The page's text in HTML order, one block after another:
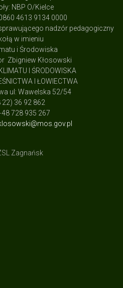
NBP O/Kielce
4613 9134 0000
nadzór pedagogiczny
w imieniu
i Środowiska
Zbigniew Kłosowski
I ŚRODOWISKA
I ŁOWIECTWA
ul: Wawelska 52/54
22) 36 92 862
728 935 267
Zagnańsk